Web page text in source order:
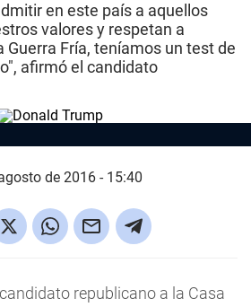
en este país a aquellos
valores y respetan a
Guerra Fría, teníamos un test de
afirmó el candidato
de 2016 - 15:40
republicano a la Casa